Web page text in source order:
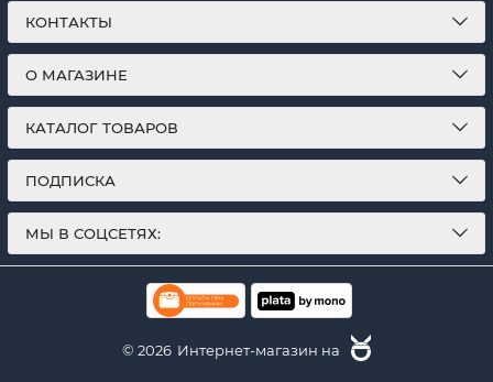
КОНТАКТЫ
О МАГАЗИНЕ
КАТАЛОГ ТОВАРОВ
ПОДПИСКА
МЫ В СОЦСЕТЯХ:
© 2026 Интернет-магазин на